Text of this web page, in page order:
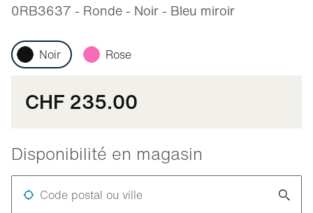
0RB3637 - Ronde - Noir - Bleu miroir
Noir Rose
CHF 235.00
Disponibilité en magasin
Code postal ou ville